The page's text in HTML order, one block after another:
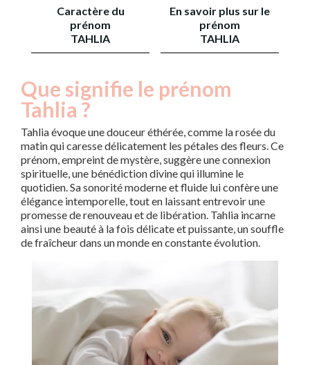
Caractère du
prénom
TAHLIA
En savoir plus sur le
prénom
TAHLIA
Que signifie le prénom
Tahlia ?
Tahlia évoque une douceur éthérée, comme la rosée du
matin qui caresse délicatement les pétales des fleurs. Ce
prénom, empreint de mystère, suggère une connexion
spirituelle, une bénédiction divine qui illumine le
quotidien. Sa sonorité moderne et fluide lui confère une
élégance intemporelle, tout en laissant entrevoir une
promesse de renouveau et de libération. Tahlia incarne
ainsi une beauté à la fois délicate et puissante, un souffle
de fraîcheur dans un monde en constante évolution.